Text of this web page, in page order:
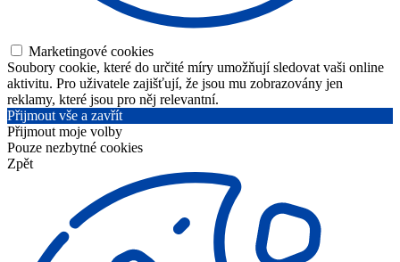
Marketingové cookies
Soubory cookie, které do určité míry umožňují sledovat vaši online
aktivitu. Pro uživatele zajišťují, že jsou mu zobrazovány jen
reklamy, které jsou pro něj relevantní.
Přijmout vše a zavřít
Přijmout moje volby
Pouze nezbytné cookies
Zpět